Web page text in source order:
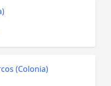
(Colonia)